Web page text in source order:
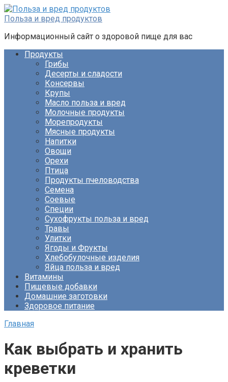
Перейти
к
Польза и вред продуктов
Информационный сайт о здоровой пище для вас
Продукты
Грибы
Десерты и сладости
Консервы
Крупы
Масло польза и вред
Молочные продукты
Морепродукты
Мясные продукты
Напитки
Овощи
Орехи
Птица
Продукты пчеловодства
Семена
Соевые
Специи
Сухофрукты польза и вред
Травы
Улитки
Ягоды и Фрукты
Хлебобулочные изделия
Яйца польза и вред
Витамины
Пищевые добавки
Домашние заготовки
Здоровое питание
Главная
Как выбрать и хранить
креветки